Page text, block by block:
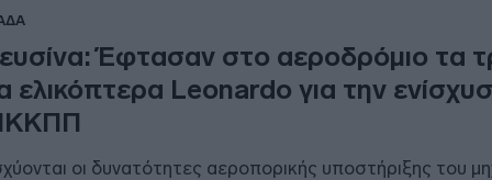
Έφτασαν στο αεροδρόμιο τα
ελικόπτερα Leonardo για την
οι δυνατότητες αεροπορικής υποστήριξης του